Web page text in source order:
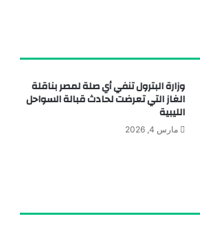
وزارة البترول تنفي أي صلة لمصر بناقلة
الغاز التي تعرضت لحادث قبالة السواحل
الليبية
مارس 4, 2026